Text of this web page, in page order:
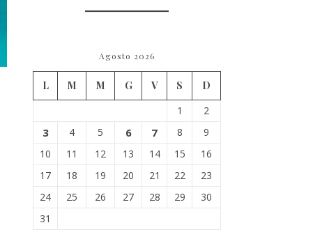
Agosto 2026
L M M G V S
D
1
2
3 4 5 6 7 8
9
10
11 12 13 14 15
16
17
18 19 20 21 22
23
24
25 26 27 28 29
30
31